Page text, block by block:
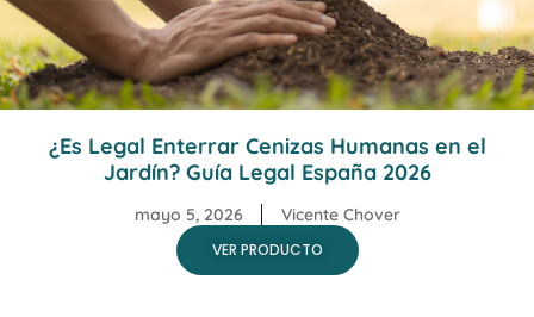
¿Es Legal Enterrar Cenizas Humanas en el
Jardín? Guía Legal España 2026
mayo 5, 2026 Vicente Chover
VER PRODUCTO